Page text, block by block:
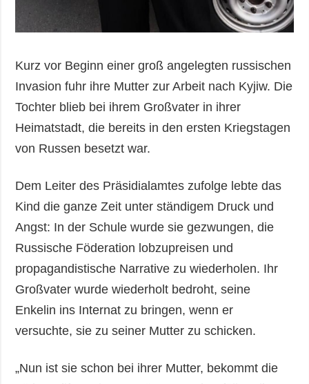
Kurz vor Beginn einer groß angelegten russischen
Invasion fuhr ihre Mutter zur Arbeit nach Kyjiw. Die
Tochter blieb bei ihrem Großvater in ihrer
Heimatstadt, die bereits in den ersten Kriegstagen
von Russen besetzt war.
Dem Leiter des Präsidialamtes zufolge lebte das
Kind die ganze Zeit unter ständigem Druck und
Angst: In der Schule wurde sie gezwungen, die
Russische Föderation lobzupreisen und
propagandistische Narrative zu wiederholen. Ihr
Großvater wurde wiederholt bedroht, seine
Enkelin ins Internat zu bringen, wenn er
versuchte, sie zu seiner Mutter zu schicken.
„Nun ist sie schon bei ihrer Mutter, bekommt die